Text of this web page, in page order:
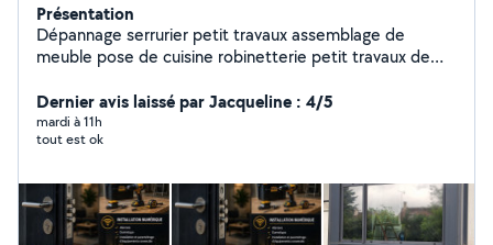
Présentation
Dépannage serrurier petit travaux assemblage de
meuble pose de cuisine robinetterie petit travaux de
demande sur devis .
Dernier avis laissé par Jacqueline : 4/5
mardi à 11h
tout est ok